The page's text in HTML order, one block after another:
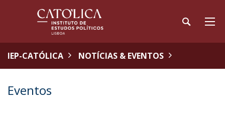
IEP-CATÓLICA NOTÍCIAS & EVENTOS
Eventos